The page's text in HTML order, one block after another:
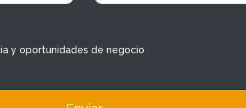
y oportunidades de negocio